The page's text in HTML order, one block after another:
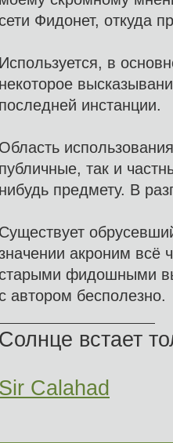
Фидонет, откуда
Используется, в
некоторое
последней инстанции.
Область
публичные, так и
нибудь предмету. В
Существует
акроним всё
фидошными
автором бесполезно.
Солнце встает
Sir Calahad